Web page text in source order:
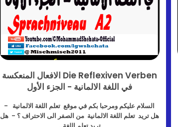
Die Reflexiven Verben الافعال المنعكسة
في اللغة الالمانية - الجزء الأول
السلام عليكم ومرحبا بكم في موقع تعلم اللغة الالمانية -
هل تريد تعلم اللغة الالمانية من الصفر الى الاحتراف ؟ - هل